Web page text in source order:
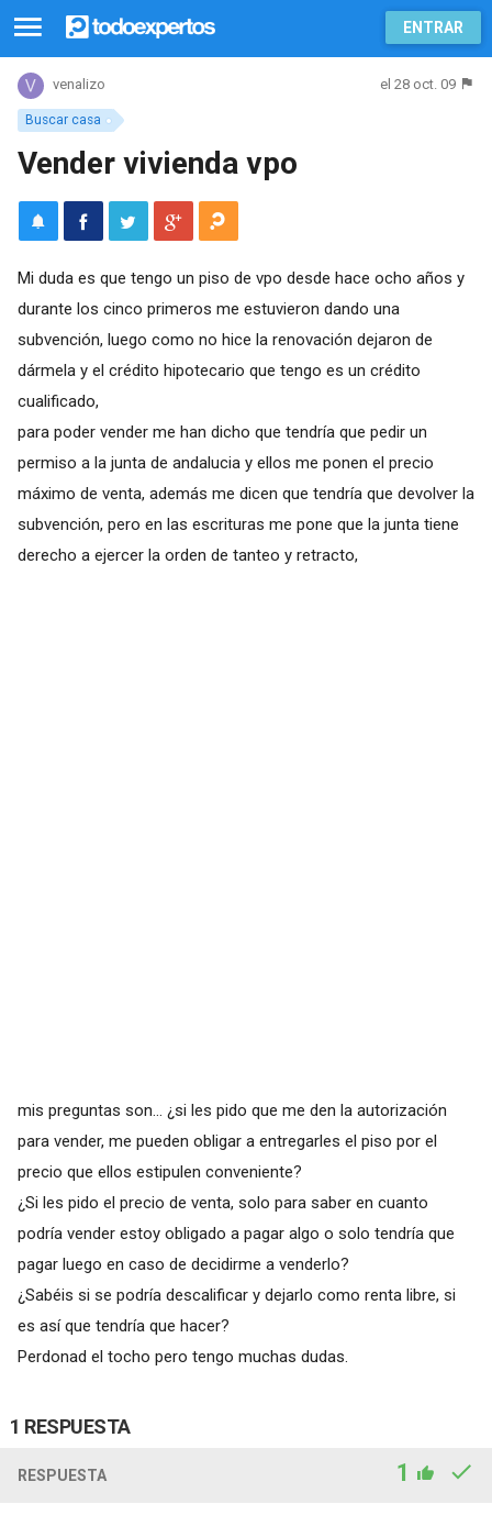
ENTRAR
Buscar casa
venalizo el 28 oct. 09
Vender vivienda vpo
Mi duda es que tengo un piso de vpo desde hace ocho años y
durante los cinco primeros me estuvieron dando una
subvención, luego como no hice la renovación dejaron de
dármela y el crédito hipotecario que tengo es un crédito
cualificado,
para poder vender me han dicho que tendría que pedir un
permiso a la junta de andalucia y ellos me ponen el precio
máximo de venta, además me dicen que tendría que devolver la
subvención, pero en las escrituras me pone que la junta tiene
derecho a ejercer la orden de tanteo y retracto,
mis preguntas son... ¿si les pido que me den la autorización
para vender, me pueden obligar a entregarles el piso por el
precio que ellos estipulen conveniente?
¿Si les pido el precio de venta, solo para saber en cuanto
podría vender estoy obligado a pagar algo o solo tendría que
pagar luego en caso de decidirme a venderlo?
¿Sabéis si se podría descalificar y dejarlo como renta libre, si
es así que tendría que hacer?
Perdonad el tocho pero tengo muchas dudas.
1 RESPUESTA
RESPUESTA 1